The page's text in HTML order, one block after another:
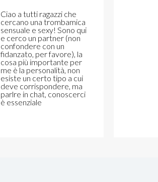
Ciao a tutti ragazzi che
cercano una trombamica
sensuale e sexy! Sono qui
e cerco un partner (non
confondere con un
fidanzato, per favore), la
cosa più importante per
me è la personalità, non
esiste un certo tipo a cui
deve corrispondere, ma
parlre in chat, conoscerci
è essenziale